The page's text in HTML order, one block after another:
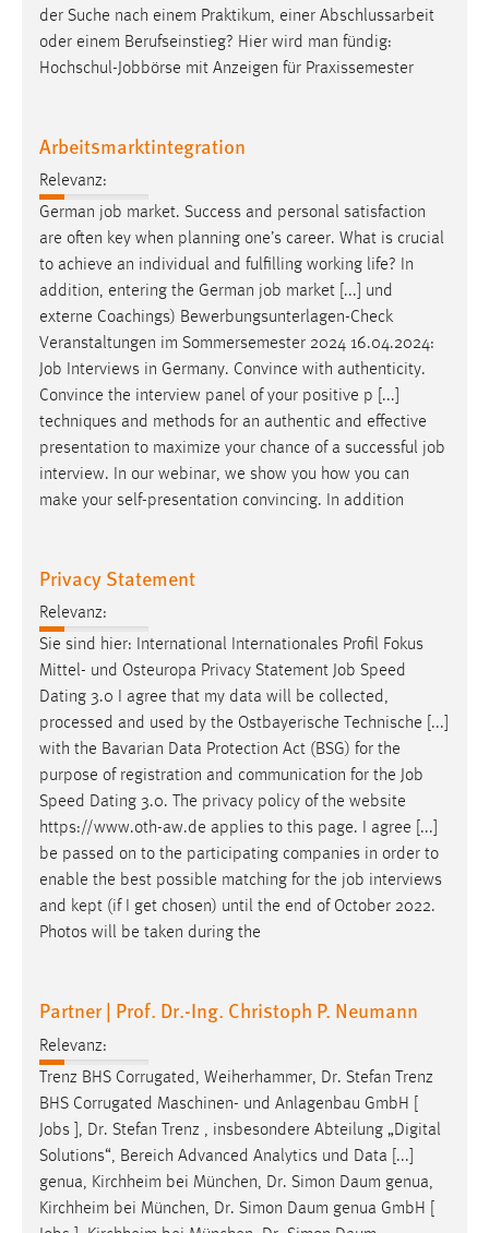
der Suche nach einem Praktikum, einer Abschlussarbeit
oder einem Berufseinstieg? Hier wird man fündig:
Hochschul-Jobbörse mit Anzeigen für Praxissemester
Arbeitsmarktintegration
Relevanz:
German job market. Success and personal satisfaction
are often key when planning one’s career. What is crucial
to achieve an individual and fulfilling working life? In
addition, entering the German job market [...] und
externe Coachings) Bewerbungsunterlagen-Check
Veranstaltungen im Sommersemester 2024 16.04.2024:
Job Interviews in Germany. Convince with authenticity.
Convince the interview panel of your positive p [...]
techniques and methods for an authentic and effective
presentation to maximize your chance of a successful job
interview. In our webinar, we show you how you can
make your self-presentation convincing. In addition
Privacy Statement
Relevanz:
Sie sind hier: International Internationales Profil Fokus
Mittel- und Osteuropa Privacy Statement Job Speed
Dating 3.0 I agree that my data will be collected,
processed and used by the Ostbayerische Technische [...]
with the Bavarian Data Protection Act (BSG) for the
purpose of registration and communication for the Job
Speed Dating 3.0. The privacy policy of the website
https://www.oth-aw.de applies to this page. I agree [...]
be passed on to the participating companies in order to
enable the best possible matching for the job interviews
and kept (if I get chosen) until the end of October 2022.
Photos will be taken during the
Partner | Prof. Dr.-Ing. Christoph P. Neumann
Relevanz:
Trenz BHS Corrugated, Weiherhammer, Dr. Stefan Trenz
BHS Corrugated Maschinen- und Anlagenbau GmbH [
Jobs ], Dr. Stefan Trenz , insbesondere Abteilung „Digital
Solutions“, Bereich Advanced Analytics und Data [...]
genua, Kirchheim bei München, Dr. Simon Daum genua,
Kirchheim bei München, Dr. Simon Daum genua GmbH [
Cookie Laufzeit:
5e9dbeb1811c0446 = Sitzungslaufzeit, mibew_locale = 3
Name:
fe_user, be_user, be_lastLoginProvider
Zweck:
Dieser Cookie ist notwendig um sich an der Website
einloggen zu können.
Cookie Laufzeit:
24 Stunden
STATISTIK
Statistik Cookies erfassen Informationen anonym.
Matomo
Name:
_pk_ref, _pk_cvar, _pk_id, _pk_ses
Zweck:
Zugriffsstatistik
Cookie Laufzeit:
Max. 13 Monate
MARKETING
Marketing Cookies werden von Drittanbietern
hinweg verfolgen.
Google Ads
Name:
_gcl_au
Anbieter:
Google Ireland Limited